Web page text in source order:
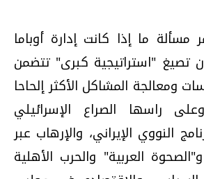
مسألة ما إذا كانت إدارة أوباما
تصيغ "استراتيجية كبرى" تتضمن
ومعالجة المشاكل الأكثر إلحاحا
راسها الصراع الإسرائيلي
النووي الإيراني، والإرهاب عبر
العربية" والحرب الأهلية